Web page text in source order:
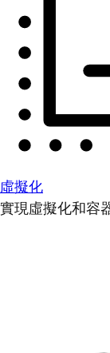
虛擬化
實現虛擬化和容